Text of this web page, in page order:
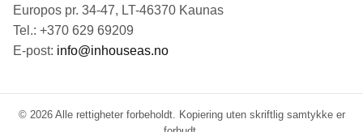
Europos pr. 34-47, LT-46370 Kaunas
Tel.: +370 629 69209
E-post: info@inhouseas.no
© 2026 Alle rettigheter forbeholdt. Kopiering uten skriftlig samtykke er